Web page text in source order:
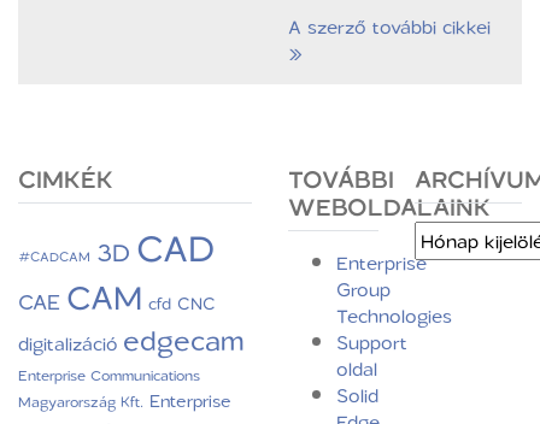
A szerző további cikkei
»
CIMKÉK
#CADCAM 3DCAD
CAE CAM cfd CNC
digitalizáció edgecam
Enterprise Communications
Magyarország Kft. Enterprise
TOVÁBBI
WEBOLDALAINK
Enterprise
Group
Technologies
Support
oldal
Solid
Archívum